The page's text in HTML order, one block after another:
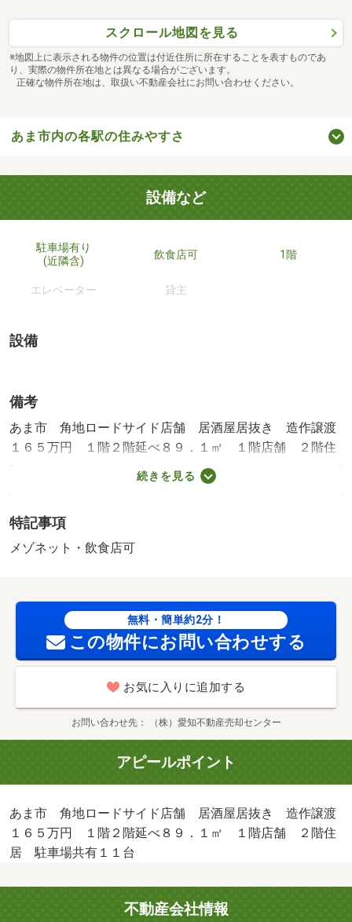
スクロール地図を見る
※地図上に表示される物件の位置は付近住所に所在することを表すものであ
り、実際の物件所在地とは異なる場合がございます。
正確な物件所在地は、取扱い不動産会社にお問い合わせください。
あま市内の各駅の住みやすさ
設備など
駐車場有り
(近隣含)
飲食店可 1階
エレベーター 貸主
設備
備考
あま市 角地ロードサイド店舗 居酒屋居抜き 造作譲渡
１６５万円 １階２階延べ８９．１㎡ １階店舗 ２階住
居 駐車場共有１１台・所属階：１～２階 駐車場:有 無料
続きを見る
特記事項
メゾネット・飲食店可
無料・簡単約2分！
この物件にお問い合わせする
お気に入りに追加する
お問い合わせ先 （株）愛知不動産売却センター
アピールポイント
あま市 角地ロードサイド店舗 居酒屋居抜き 造作譲渡
１６５万円 １階２階延べ８９．１㎡ １階店舗 ２階住
居 駐車場共有１１台
不動産会社情報